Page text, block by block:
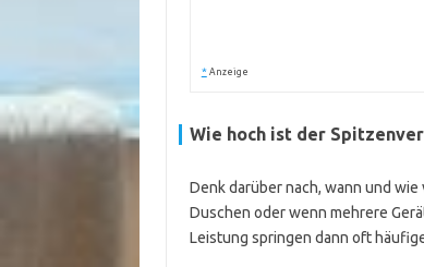
* Anzeige
Wie hoch ist der
Denk darüber nach, wann und
Duschen oder wenn mehrere
Leistung springen dann oft